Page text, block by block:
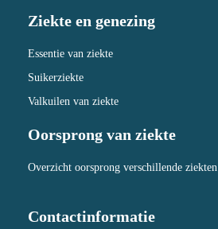
Ziekte en genezing
Essentie van ziekte
Suikerziekte
Valkuilen van ziekte
Oorsprong van ziekte
Overzicht oorsprong verschillende ziekten
Contactinformatie